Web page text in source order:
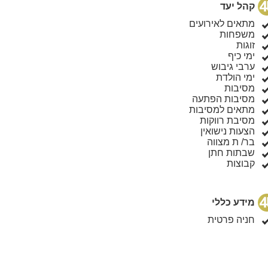
קהל יעד
מתאים לאירועים
משפחות
זוגות
ימי כיף
ערבי גיבוש
ימי הולדת
מסיבות
מסיבות הפתעה
מתאים למסיבות
מסיבת רווקות
הצעות נישואין
בר/ ת מצווה
שבתות חתן
קבוצות
מידע כללי
חניה פרטית